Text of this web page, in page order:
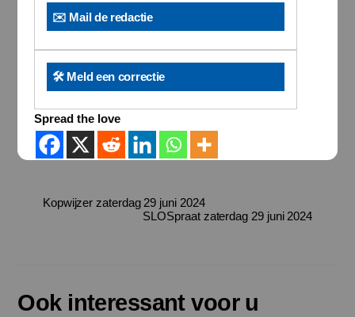
✉️ Mail de redactie
🛠️ Meld een correctie
Spread the love
Kopwijzer zaterdag 29 juni 2024
SLOSpraat zaterdag 29 juni 2024
Ook interessant voor u